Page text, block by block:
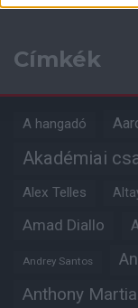
Címkék
A hangadó
Akadémiai
Alex Telles
Amad Diallo
Andrey Santos
Anthony